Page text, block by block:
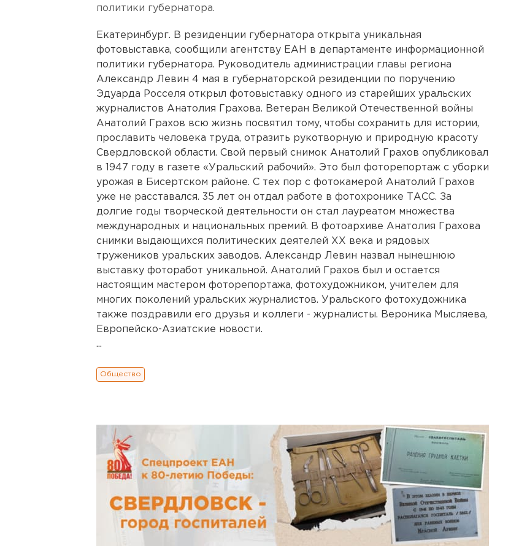
политики губернатора.
Екатеринбург. В резиденции губернатора открыта уникальная
фотовыставка, сообщили агентству ЕАН в департаменте информационной
политики губернатора. Руководитель администрации главы региона
Александр Левин 4 мая в губернаторской резиденции по поручению
Эдуарда Росселя открыл фотовыставку одного из старейших уральских
журналистов Анатолия Грахова. Ветеран Великой Отечественной войны
Анатолий Грахов всю жизнь посвятил тому, чтобы сохранить для истории,
прославить человека труда, отразить рукотворную и природную красоту
Свердловской области. Свой первый снимок Анатолий Грахов опубликовал
в 1947 году в газете «Уральский рабочий». Это был фоторепортаж с уборки
урожая в Бисертском районе. С тех пор с фотокамерой Анатолий Грахов
уже не расставался. 35 лет он отдал работе в фотохронике ТАСС. За
долгие годы творческой деятельности он стал лауреатом множества
международных и национальных премий. В фотоархиве Анатолия Грахова
снимки выдающихся политических деятелей ХХ века и рядовых
тружеников уральских заводов. Александр Левин назвал нынешнюю
выставку фоторабот уникальной. Анатолий Грахов был и остается
настоящим мастером фоторепортажа, фотохудожником, учителем для
многих поколений уральских журналистов. Уральского фотохудожника
также поздравили его друзья и коллеги - журналисты. Вероника Мысляева,
Европейско-Азиатские новости.
...
Общество